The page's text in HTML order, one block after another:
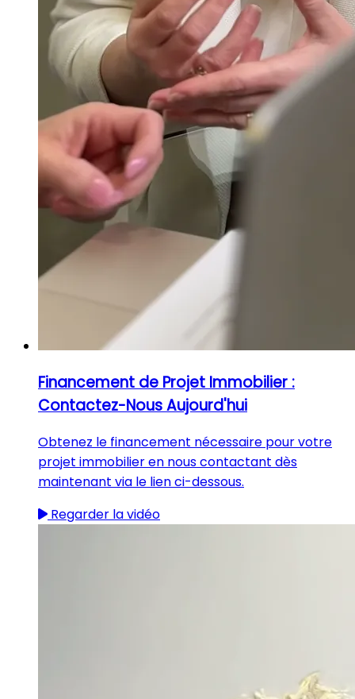
Financement de Projet Immobilier :
Contactez-Nous Aujourd'hui
Obtenez le financement nécessaire pour votre
projet immobilier en nous contactant dès
maintenant via le lien ci-dessous.
Regarder la vidéo